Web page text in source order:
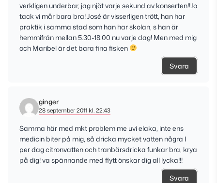
verkligen underbar, jag njöt varje sekund av konserten!!Jo
tack vi mår bara bra! José är visserligen trött, han har
praktik i samma stad som han har skolan, s han är
hemmifrån mellan 5.30-18.00 nu varje dag! Men med mig
och Maribel är det bara fina fisken
Svara
ginger
28 september 2011 kl. 22:43
Samma här med mkt problem me uvi elaka, inte ens
medicin biter på mig, så dricka mycket vatten några l
per dag citronvatten och tranbärsdricka funkar bra, krya
på dig! va spännande med flytt önskar dig all lycka!!!
Svara